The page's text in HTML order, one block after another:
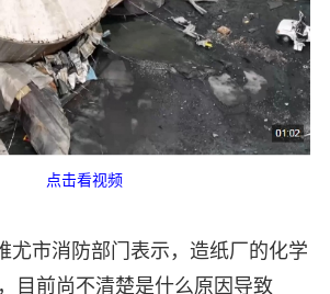
点击看视频
尤市消防部门表示，造纸厂的化学
目前尚不清楚是什么原因导致